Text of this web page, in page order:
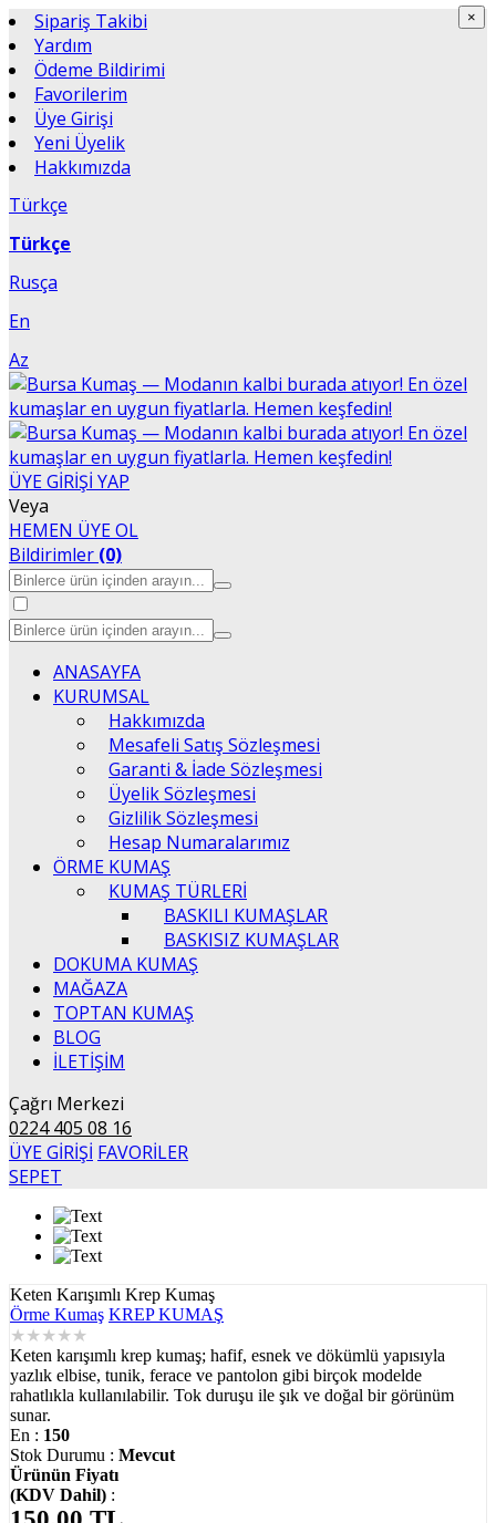
Sipariş Takibi
Yardım
Ödeme Bildirimi
Favorilerim
Üye Girişi
Yeni Üyelik
Hakkımızda
Türkçe
Türkçe
Rusça
En
Az
ÜYE GİRİŞİ YAP
Veya
HEMEN ÜYE OL
Bildirimler (0)
ANASAYFA
KURUMSAL
Hakkımızda
Mesafeli Satış Sözleşmesi
Garanti & İade Sözleşmesi
Üyelik Sözleşmesi
Gizlilik Sözleşmesi
Hesap Numaralarımız
ÖRME KUMAŞ
KUMAŞ TÜRLERİ
BASKILI KUMAŞLAR
BASKISIZ KUMAŞLAR
DOKUMA KUMAŞ
MAĞAZA
TOPTAN KUMAŞ
BLOG
İLETİŞİM
Çağrı Merkezi
0224 405 08 16
ÜYE GİRİŞİ FAVORİLER
SEPET
Keten Karışımlı Krep Kumaş
Örme Kumaş KREP KUMAŞ
★★★★★
Keten karışımlı krep kumaş; hafif, esnek ve dökümlü yapısıyla
yazlık elbise, tunik, ferace ve pantolon gibi birçok modelde
rahatlıkla kullanılabilir. Tok duruşu ile şık ve doğal bir görünüm
sunar.
En : 150
Stok Durumu : Mevcut
Ürünün Fiyatı
(KDV Dahil) :
×
×